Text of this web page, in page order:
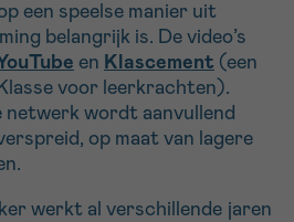
een speelse manier uit
belangrijk is. De video’s
en Klascement (een
voor leerkrachten).
netwerk wordt aanvullend
op maat van lagere
werkt al verschillende jaren